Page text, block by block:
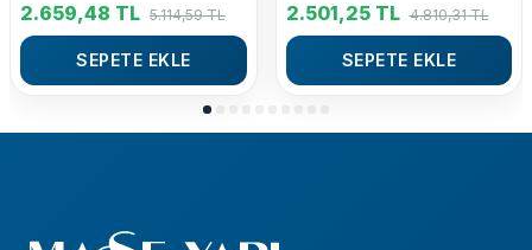
2.659,48 TL 5.114,59TL
SEPETE EKLE
2.501,25TL 4.810,31TL
SEPETE EKLE